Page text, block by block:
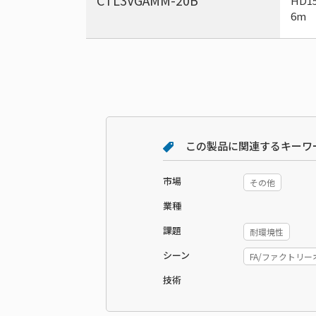
6m
この製品に関連するキーワ
市場 その他
業種
課題
耐環境性
シーン FA/ファクトリ
技術